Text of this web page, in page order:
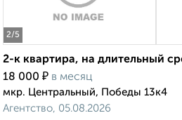
2/5
2-к квартира, на длительный
18 000 ₽ в месяц
мкр. Центральный, Победы 13к4
Агентство, 05.08.2026